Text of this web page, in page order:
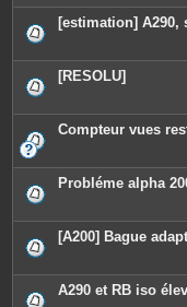
[estimation] A290,
[RESOLU]
Compteur vues
Probléme alpha
[A200] Bague
A290 et RB iso